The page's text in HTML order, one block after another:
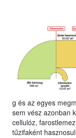
g és az egyes
sem vész azonban
cellulóz,
tűzifaként